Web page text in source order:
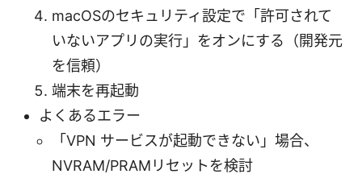
macOSのセキュリティ設定で「許可されて
いないアプリの実行」をオンにする（開発元
を信頼）
端末を再起動
よくあるエラー
「VPN サービスが起動できない」場合、
NVRAM/PRAMリセットを検討